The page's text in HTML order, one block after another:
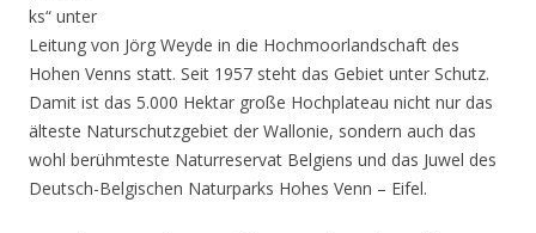
ks“ unter
Leitung von Jörg Weyde in die Hochmoorlandschaft des
Hohen Venns statt. Seit 1957 steht das Gebiet unter Schutz.
Damit ist das 5.000 Hektar große Hochplateau nicht nur das
älteste Naturschutzgebiet der Wallonie, sondern auch das
wohl berühmteste Naturreservat Belgiens und das Juwel des
Deutsch-Belgischen Naturparks Hohes Venn – Eifel.